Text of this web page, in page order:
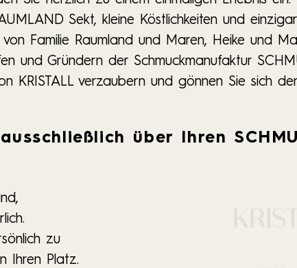
Sekt, kleine Köstlichkeiten und
Familie Raumland und Maren, Heike und
und Gründern der Schmuckmanufaktur
KRISTALL verzaubern und gönnen Sie sich
über Ihren
zu
Ihren Platz.